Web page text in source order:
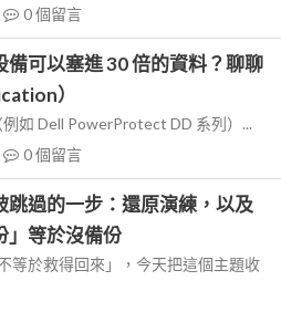
0個留言
可以塞進 30 倍的資料？聊聊
）
如 Dell PowerProtect DD 系列）...
0個留言
過的一步：還原演練，以及
」等於沒備份
等於救得回來」，今天把這個主題收